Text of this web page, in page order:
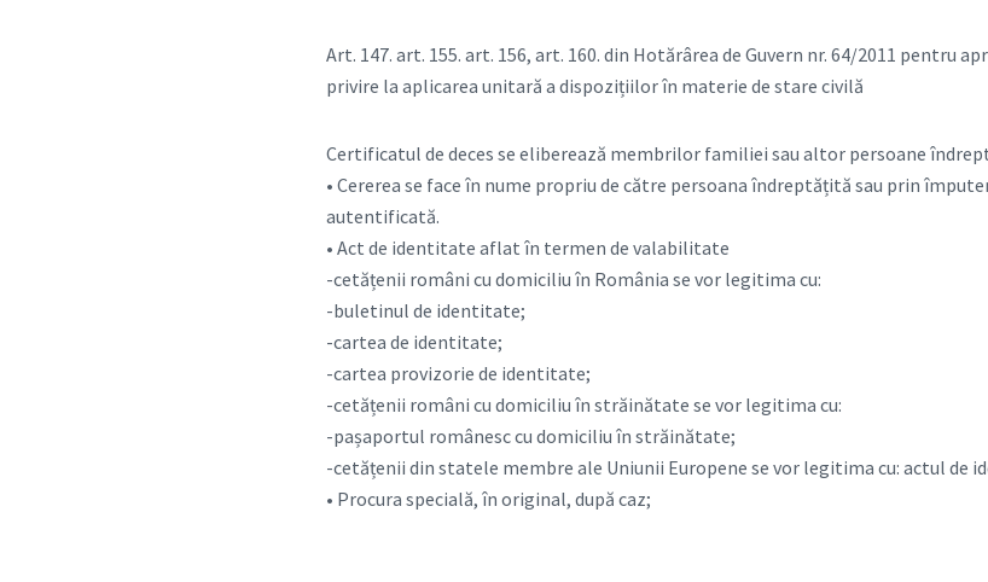
Art. 147. art. 155. art. 156, art. 160. din Hotărârea de Guvern nr. 64/2011 pentru
privire la aplicarea unitară a dispozițiilor în materie de stare civilă
Certificatul de deces se eliberează membrilor familiei sau altor persoane
• Cererea se face în nume propriu de către persoana îndreptățită sau prin
autentificată.
• Act de identitate aflat în termen de valabilitate
-cetățenii români cu domiciliu în România se vor legitima cu:
-buletinul de identitate;
-cartea de identitate;
-cartea provizorie de identitate;
-cetățenii români cu domiciliu în străinătate se vor legitima cu:
-pașaportul românesc cu domiciliu în străinătate;
-cetățenii din statele membre ale Uniunii Europene se vor legitima cu: actul de
• Procura specială, în original, după caz;